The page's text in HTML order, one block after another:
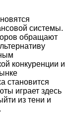
системы.
обращают
конкуренции и
становится
играет здесь
из тени и